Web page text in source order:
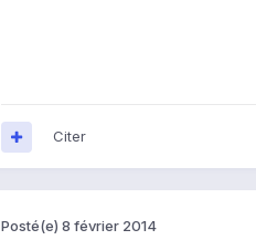
Citer
Posté(e) 8 février 2014